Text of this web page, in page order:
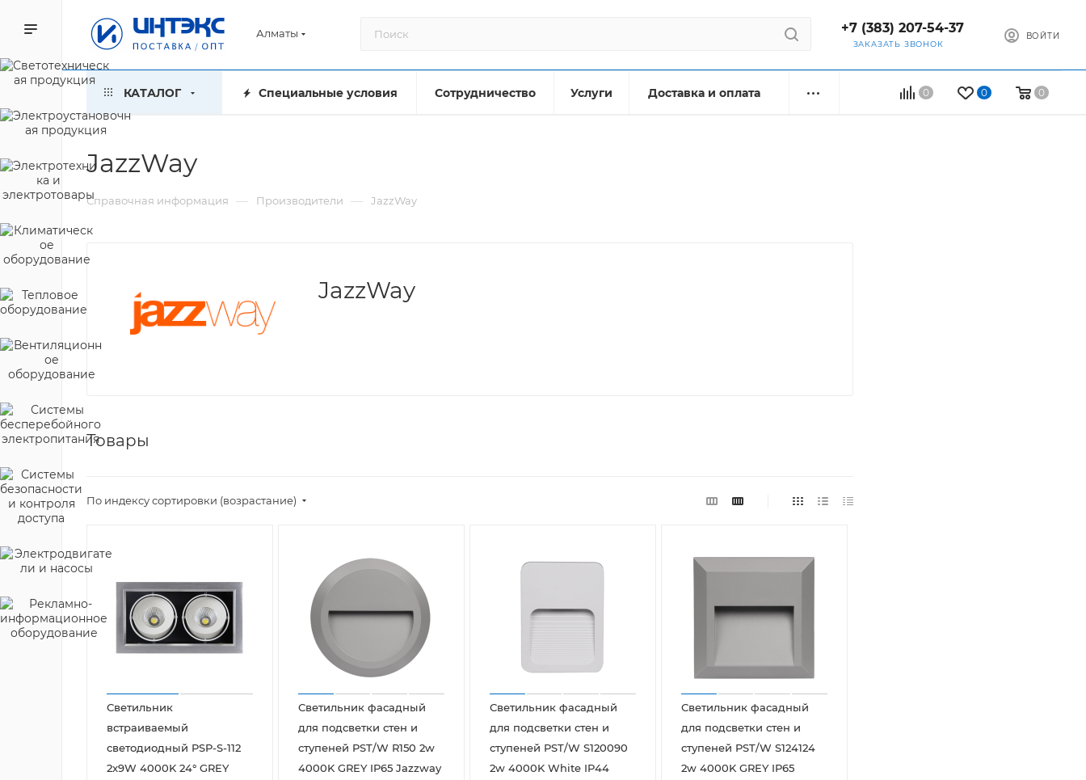
Алматы +7 (383) 207-54-37
ЗАКАЗАТЬ ЗВОНОК
ВОЙТИ
0 0 0
КАТАЛОГ Специальные условия Сотрудничество Услуги Доставка и оплата
JazzWay
Справочная информация — Производители — JazzWay
JazzWay
Товары
По индексу сортировки (возрастание)
Светильник
встраиваемый
светодиодный PSP-S-112
2x9W 4000K 24° GREY
Светильник фасадный
для подсветки стен и
ступеней PST/W R150 2w
4000K GREY IP65 Jazzway
Светильник фасадный
для подсветки стен и
ступеней PST/W S120090
2w 4000K White IP44
Светильник фасадный
для подсветки стен и
ступеней PST/W S124124
2w 4000K GREY IP65